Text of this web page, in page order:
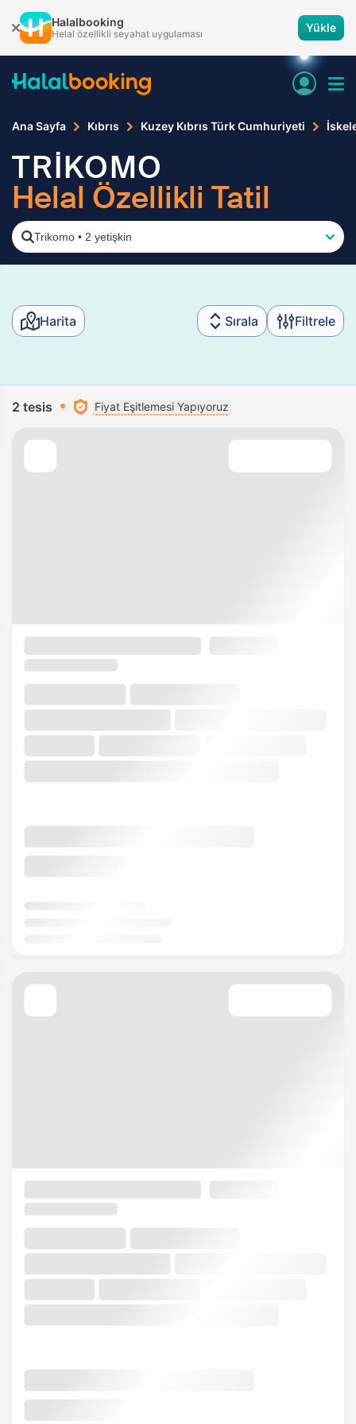
Halalbooking
Helal özellikli seyahat uygulaması Yükle
Ana Sayfa Kıbrıs Kuzey Kıbrıs Türk Cumhuriyeti
TRİKOMO
Helal Özellikli Tatil
Trikomo • 2 yetişkin
Harita Sırala Filtrele
2 tesis Fiyat Eşitlemesi Yapıyoruz